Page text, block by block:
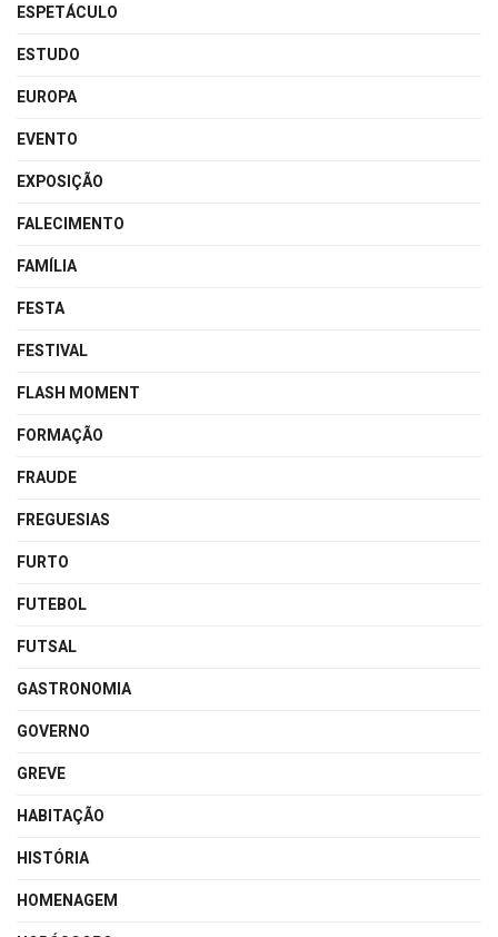
ESPETÁCULO
ESTUDO
EUROPA
EVENTO
EXPOSIÇÃO
FALECIMENTO
FAMÍLIA
FESTA
FESTIVAL
FLASH MOMENT
FORMAÇÃO
FRAUDE
FREGUESIAS
FURTO
FUTEBOL
FUTSAL
GASTRONOMIA
GOVERNO
GREVE
HABITAÇÃO
HISTÓRIA
HOMENAGEM